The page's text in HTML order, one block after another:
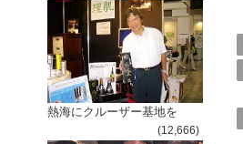
熱海にクルーザー基地を
(12,666)